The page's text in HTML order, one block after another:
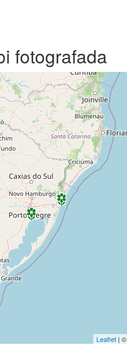
fotografada
Leaflet| ©